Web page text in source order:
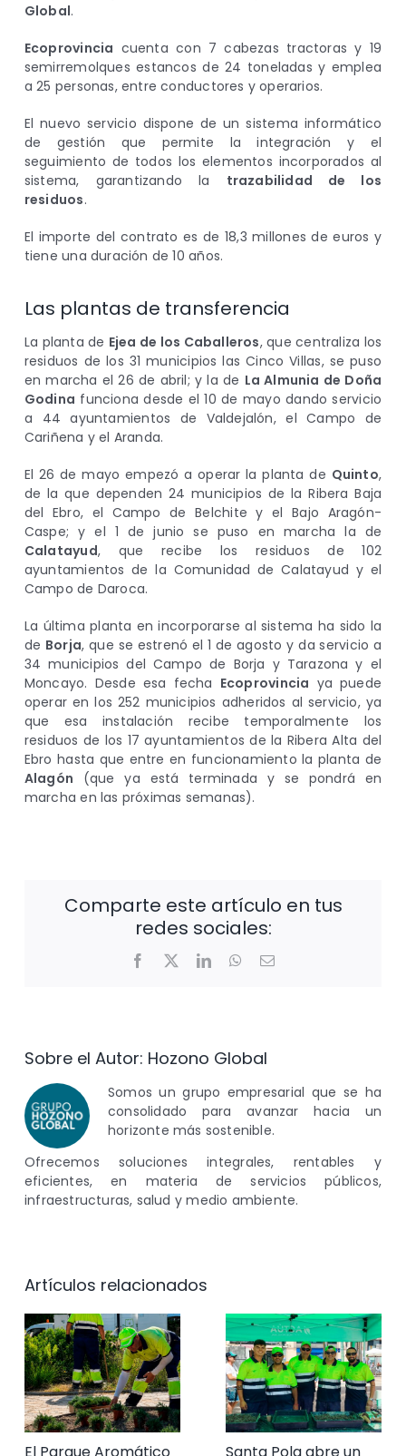
Global.
Ecoprovincia cuenta con 7 cabezas tractoras y 19
semirremolques estancos de 24 toneladas y emplea
a 25 personas, entre conductores y operarios.
El nuevo servicio dispone de un sistema informático
de gestión que permite la integración y el
seguimiento de todos los elementos incorporados al
sistema, garantizando la trazabilidad de los
residuos.
El importe del contrato es de 18,3 millones de euros y
tiene una duración de 10 años.
Las plantas de transferencia
La planta de Ejea de los Caballeros, que centraliza los
residuos de los 31 municipios las Cinco Villas, se puso
en marcha el 26 de abril; y la de La Almunia de Doña
Godina funciona desde el 10 de mayo dando servicio
a 44 ayuntamientos de Valdejalón, el Campo de
Cariñena y el Aranda.
El 26 de mayo empezó a operar la planta de Quinto,
de la que dependen 24 municipios de la Ribera Baja
del Ebro, el Campo de Belchite y el Bajo Aragón-
Caspe; y el 1 de junio se puso en marcha la de
Calatayud, que recibe los residuos de 102
ayuntamientos de la Comunidad de Calatayud y el
Campo de Daroca.
La última planta en incorporarse al sistema ha sido la
de Borja, que se estrenó el 1 de agosto y da servicio a
34 municipios del Campo de Borja y Tarazona y el
Moncayo. Desde esa fecha Ecoprovincia ya puede
operar en los 252 municipios adheridos al servicio, ya
que esa instalación recibe temporalmente los
residuos de los 17 ayuntamientos de la Ribera Alta del
Ebro hasta que entre en funcionamiento la planta de
Alagón (que ya está terminada y se pondrá en
marcha en las próximas semanas).
Comparte este artículo en tus
redes sociales:
Facebook
X LinkedInWhatsApp
Correo
Sobre el Autor: Hozono Global
Somos un grupo empresarial que se ha
consolidado para avanzar hacia un
horizonte más sostenible.
Ofrecemos soluciones integrales, rentables y
eficientes, en materia de servicios públicos,
infraestructuras, salud y medio ambiente.
Artículos relacionados
El Parque Aromático Santa Pola abre un